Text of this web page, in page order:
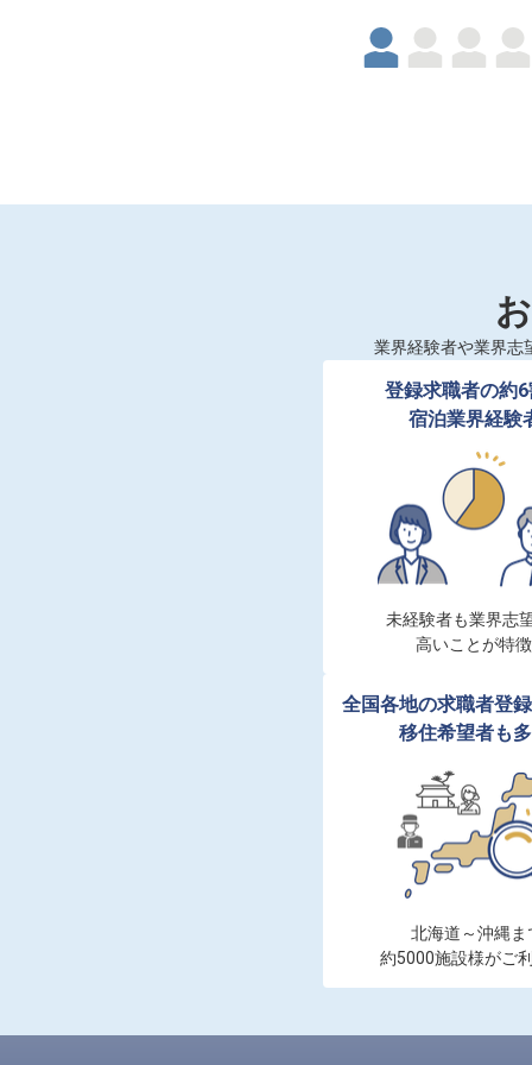
業界経験者や業界志
登録求職者の約
宿泊業界経験
未経験者も業界志
高いことが特徴
全国各地の求職者登
移住希望者も
北海道～沖縄ま
約5000施設様がご